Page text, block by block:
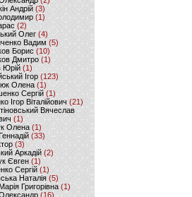
Андрій (3)
(1)
(2)
Олег(4)
Вадим (5)
Борис (10)
Дмитро (1)
Юрій (1)
Ігор (123)
Олена(1)
Сергій (1)
Ігор Віталійович (21)
Вячеслав
(1)
Олена (1)
(33)
(3)
Аркадій (2)
Євген (1)
Сергій (1)
Наталія(5)
Григорівна (1)
(16)